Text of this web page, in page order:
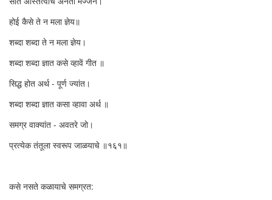
होई कैसे ते न मला ज्ञेय॥
शब्दा शब्दा ते न मला ज्ञेय।
शब्दा शब्दा ज्ञात कसे व्हावें गीत ॥
सिद्ध होत अर्थ - पूर्ण ज्यांत।
शब्दा शब्दा ज्ञात कसा व्हावा अर्थ ॥
समग्र वाक्यांत - अवतरे जो।
प्रत्येक तंतूला स्वरूप जाळयाचे ॥१६१॥
कसे नसते कळायाचे समग्रत: